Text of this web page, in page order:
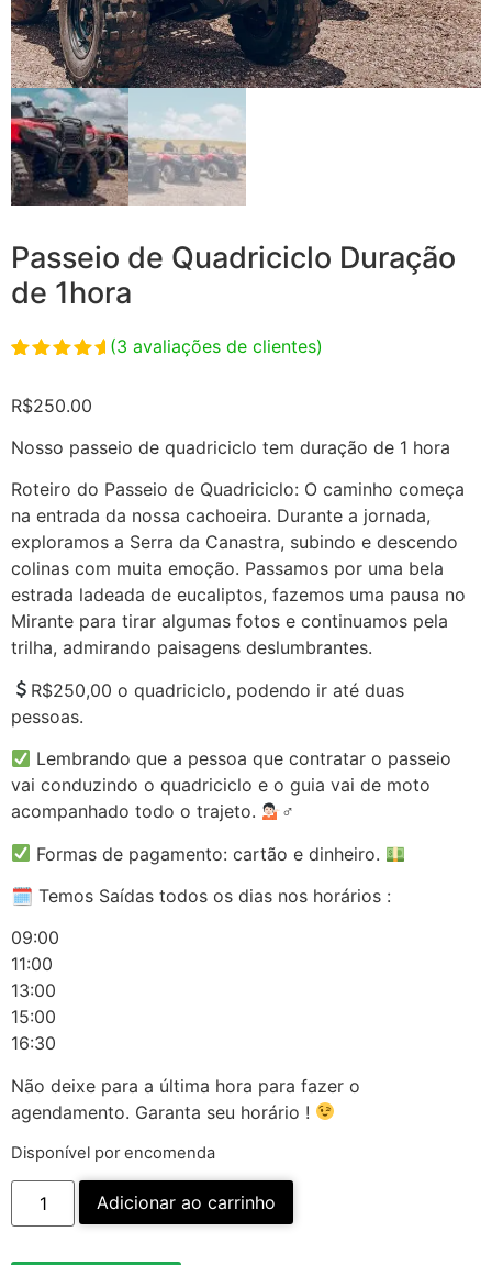
Passeio de Quadriciclo Duração
de 1hora
de 5, com
em
avaliações
(3 avaliações de clientes)
R$250.00
Nosso passeio de quadriciclo tem duração de 1 hora
Roteiro do Passeio de Quadriciclo: O caminho começa
na entrada da nossa cachoeira. Durante a jornada,
exploramos a Serra da Canastra, subindo e descendo
colinas com muita emoção. Passamos por uma bela
estrada ladeada de eucaliptos, fazemos uma pausa no
Mirante para tirar algumas fotos e continuamos pela
trilha, admirando paisagens deslumbrantes.
R$250,00 o quadriciclo, podendo ir até duas
pessoas.
Lembrando que a pessoa que contratar o passeio
vai conduzindo o quadriciclo e o guia vai de moto
acompanhado todo o trajeto.
‍♂
Formas de pagamento: cartão e dinheiro.
🗓 Temos Saídas todos os dias nos horários :
09:00
11:00
13:00
15:00
16:30
Não deixe para a última hora para fazer o
agendamento. Garanta seu horário !
Disponível por encomenda
Adicionar ao carrinho